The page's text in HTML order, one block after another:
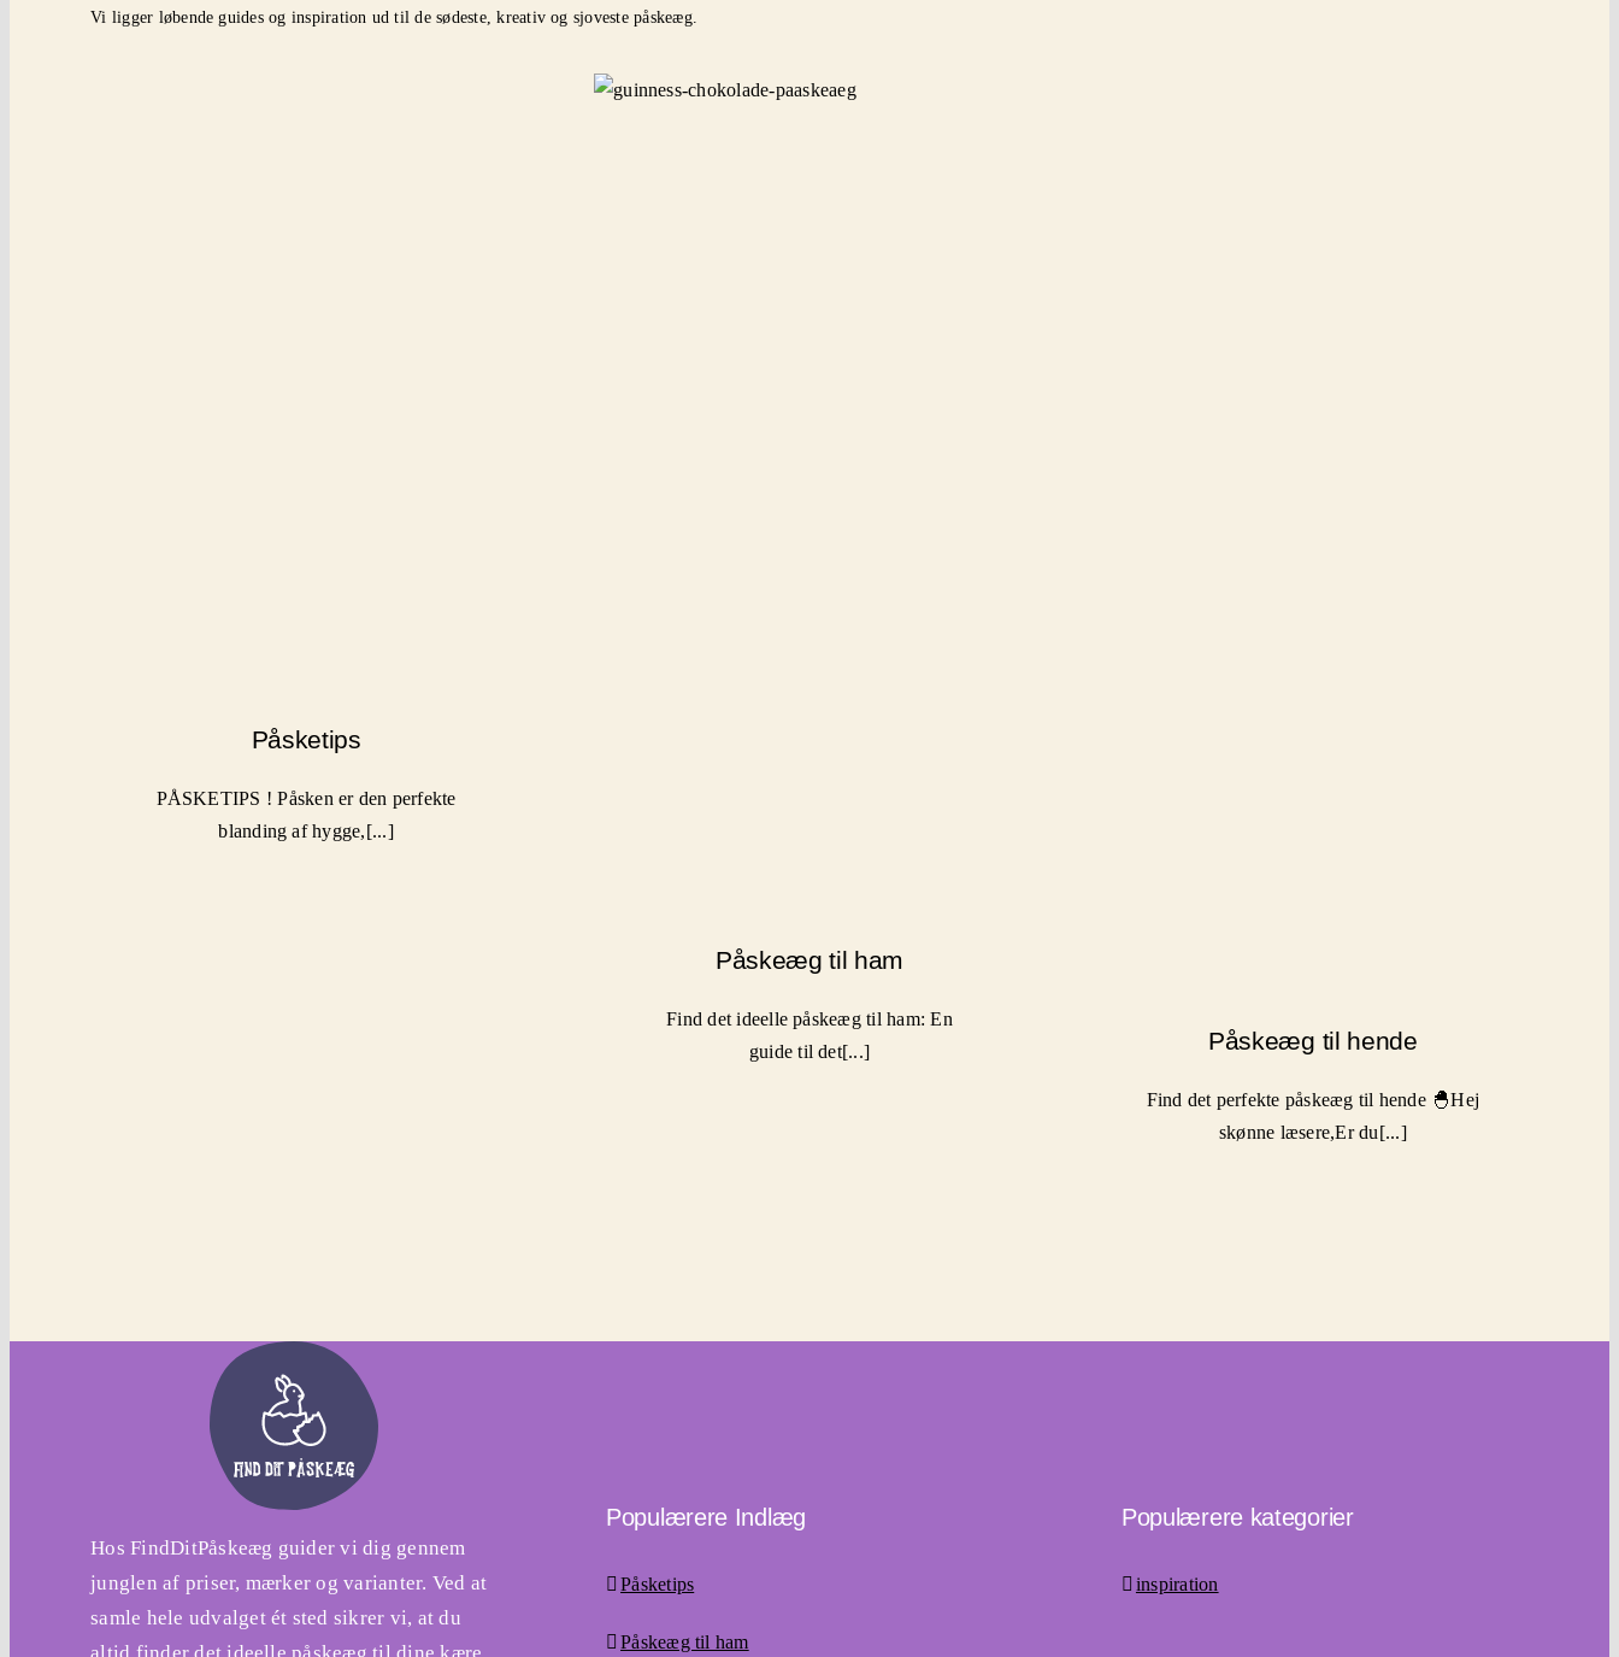
Vi ligger løbende guides og inspiration ud til de sødeste, kreativ og sjoveste påskeæg.
Påsketips
PÅSKETIPS ! Påsken er den perfekte
blanding af hygge,[...]
Påskeæg til ham
Find det ideelle påskeæg til ham: En
guide til det[...]
Påskeæg til hende
Find det perfekte påskeæg til hende 🐣Hej
skønne læsere,Er du[...]
Hos FindDitPåskeæg guider vi dig gennem
junglen af priser, mærker og varianter. Ved at
samle hele udvalget ét sted sikrer vi, at du
Populærere Indlæg
Påsketips
Påskeæg til ham
Populærere kategorier
inspiration